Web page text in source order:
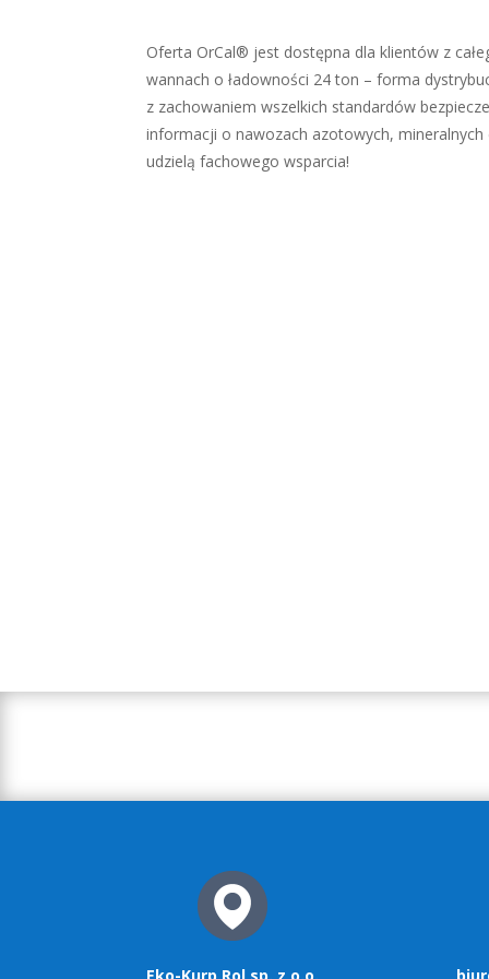
Oferta OrCal® jest dostępna dla klientów z
wannach o ładowności 24 ton – forma
z zachowaniem wszelkich standardów
informacji o nawozach azotowych,
udzielą fachowego wsparcia!